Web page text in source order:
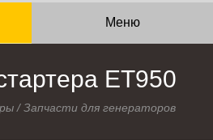
Меню
ЕТ950
/Запчасти для генераторов